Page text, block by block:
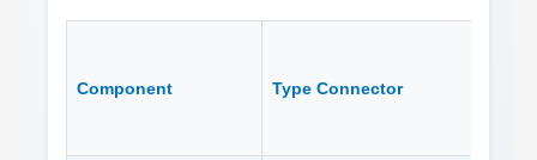
Component Type Connector